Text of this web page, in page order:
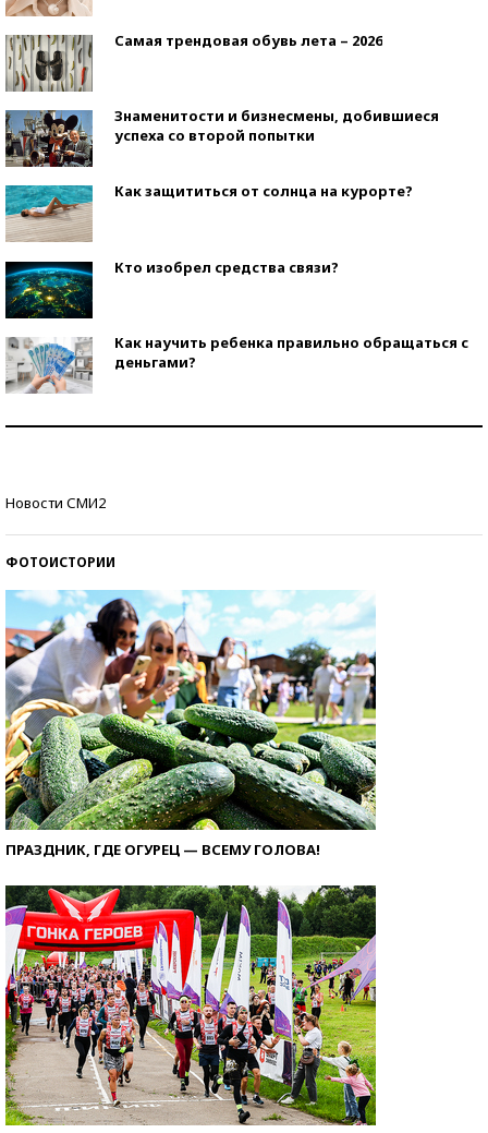
Самая трендовая обувь лета – 2026
Знаменитости и бизнесмены, добившиеся
успеха со второй попытки
Как защититься от солнца на курорте?
Кто изобрел средства связи?
Как научить ребенка правильно обращаться с
деньгами?
Новости СМИ2
ФОТОИСТОРИИ
ПРАЗДНИК, ГДЕ ОГУРЕЦ — ВСЕМУ ГОЛОВА!